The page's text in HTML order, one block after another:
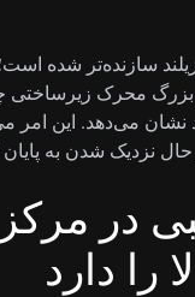
سازنده‌تر شده
بزرگ محرک زیرساختی
نشان می‌دهد. این امر
حال نزدیک شدن به
در
را دارد